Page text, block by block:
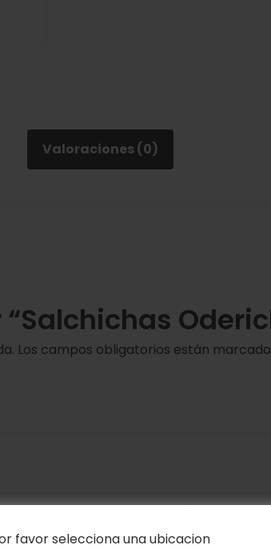
favor selecciona una ubicacion
Valoraciones (0)
Los campos obligatorios están
Correo electrónico*